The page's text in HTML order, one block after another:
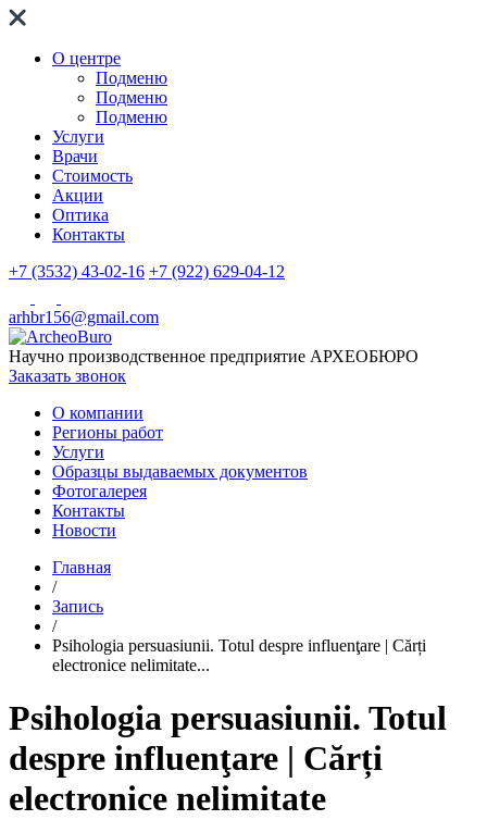
О центре
Подменю
Подменю
Подменю
Услуги
Врачи
Стоимость
Акции
Оптика
Контакты
+7 (3532) 43-02-16 +7 (922) 629-04-12
arhbr156@gmail.com
Научно производственное предприятие АРХЕОБЮРО
Заказать звонок
О компании
Регионы работ
Услуги
Образцы выдаваемых документов
Фотогалерея
Контакты
Новости
Главная
/
Запись
/
Psihologia persuasiunii. Totul despre influenţare | Cărți
electronice nelimitate...
Psihologia persuasiunii. Totul
despre influenţare | Cărți
electronice nelimitate